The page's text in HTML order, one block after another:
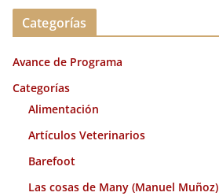
c
v
o
Categorías
Avance de Programa
Categorías
Alimentación
Artículos Veterinarios
Barefoot
Las cosas de Many (Manuel Muñoz)